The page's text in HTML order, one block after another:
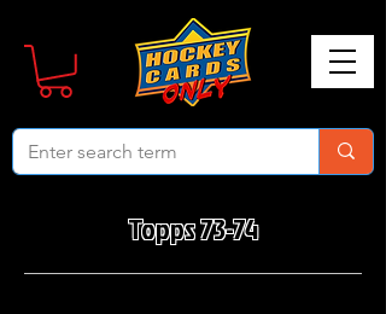
Topps 73-74